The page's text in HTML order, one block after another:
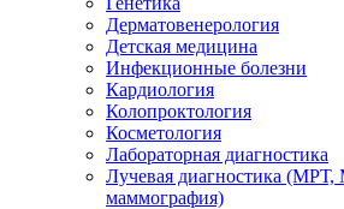
Дерматовенерология
Детская медицина
Инфекционные болезни
Кардиология
Колопроктология
Косметология
Лабораторная диагностика
Лучевая диагностика
маммография)